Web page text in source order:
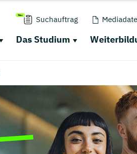
Suchauftrag
Das Studium